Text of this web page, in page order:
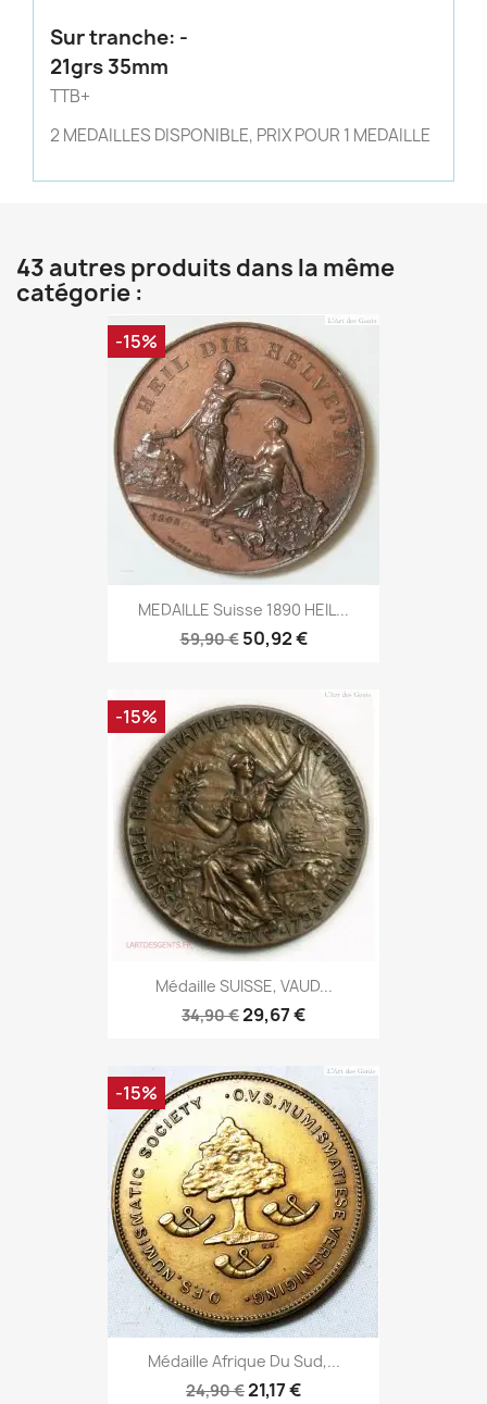
Sur tranche: -
21grs 35mm
TTB+
2 MEDAILLES DISPONIBLE, PRIX POUR 1 MEDAILLE
43 autres produits dans la même
catégorie :
MEDAILLE Suisse 1890 HEIL...
59,90 € 50,92 €
-15%
Médaille SUISSE, VAUD...
34,90 €29,67 €
-15%
Médaille Afrique Du Sud,...
24,90 €21,17 €
-15%